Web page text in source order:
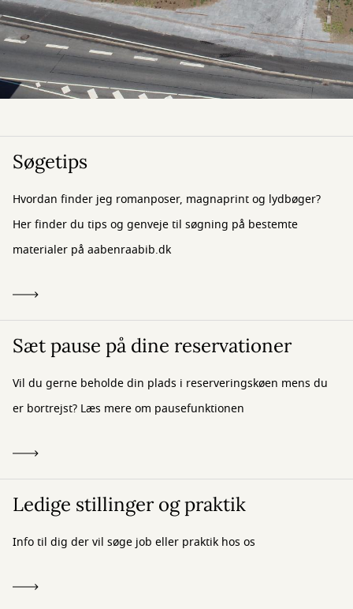
Søgetips
Hvordan finder jeg romanposer, magnaprint og lydbøger?
Her finder du tips og genveje til søgning på bestemte
materialer på aabenraabib.dk
Sæt pause på dine reservationer
Vil du gerne beholde din plads i reserveringskøen mens du
er bortrejst? Læs mere om pausefunktionen
Ledige stillinger og praktik
Info til dig der vil søge job eller praktik hos os